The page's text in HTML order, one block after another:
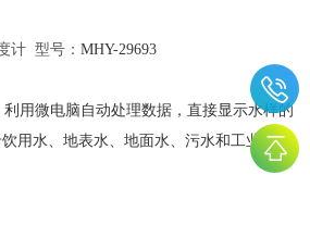
计 型号：MHY-29693
用微电脑自动处理数据，直接显示水样的
用水、地表水、地面水、污水和工业废水